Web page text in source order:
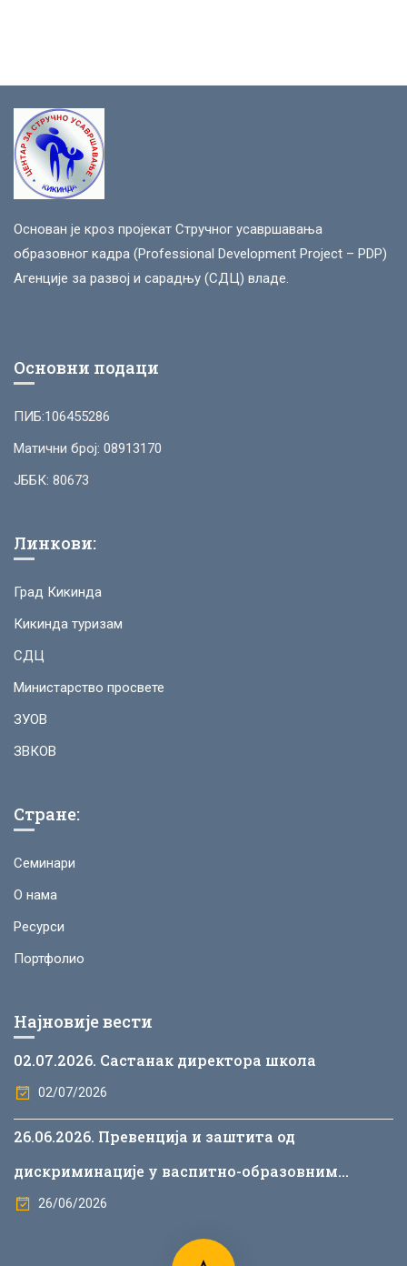
Основан је кроз пројекат Стручног усавршавања
образовног кадра (Professional Development Project – PDP)
Агенције за развој и сарадњу (СДЦ) владе.
Основни подаци
ПИБ:106455286
Матични број: 08913170
ЈББК: 80673
Линкови:
Град Кикинда
Кикинда туризам
СДЦ
Министарство просвете
ЗУОВ
ЗВКОВ
Стране:
Семинари
О нама
Ресурси
Портфолио
Најновије вести
02.07.2026. Састанак директора школа
02/07/2026
26.06.2026. Превенција и заштита од
дискриминације у васпитно-образовним
установама
26/06/2026